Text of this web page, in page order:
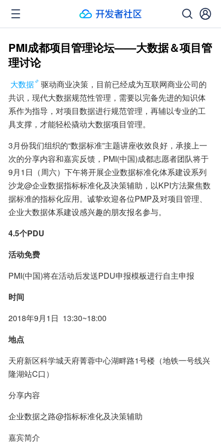
PMI成都项目管理论坛——大数据＆项目管
理讨论
大数据
驱动商业决策，目前已经成为互联网商业公司的
共识，现代大数据规范性管理，需要以完备先进的知识体
系作为指导，对项目数据进行规范管理，再辅以专业的工
具支撑，才能轻松撬动大数据项目管理。
3月份我们组织的“数据标准”主题讲座收效良好，承接上一
次的分享内容和嘉宾反馈，PMI(中国)成都志愿者团队将于
9月1日（周六）下午将开展企业数据标准化体系建设系列
沙龙@企业数据指标标准化及决策辅助，以KPI方法聚焦数
据标准的指标化应用。诚挚欢迎各位PMP及对项目管理、
企业大数据体系建设感兴趣的朋友报名参与。
4.5个PDU
活动免费
PMI(中国)将在活动后发送PDU申报模板进行自主申报
时间
2018年9月1日  13:30~18:00
地点
天府新区科学城天府菁蓉中心湖畔路1号楼（地铁一号线兴
隆湖站C口）
分享内容
企业数据之路@指标标准化及决策辅助
嘉宾简介